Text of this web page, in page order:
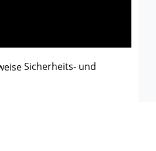
Sicherheits- und